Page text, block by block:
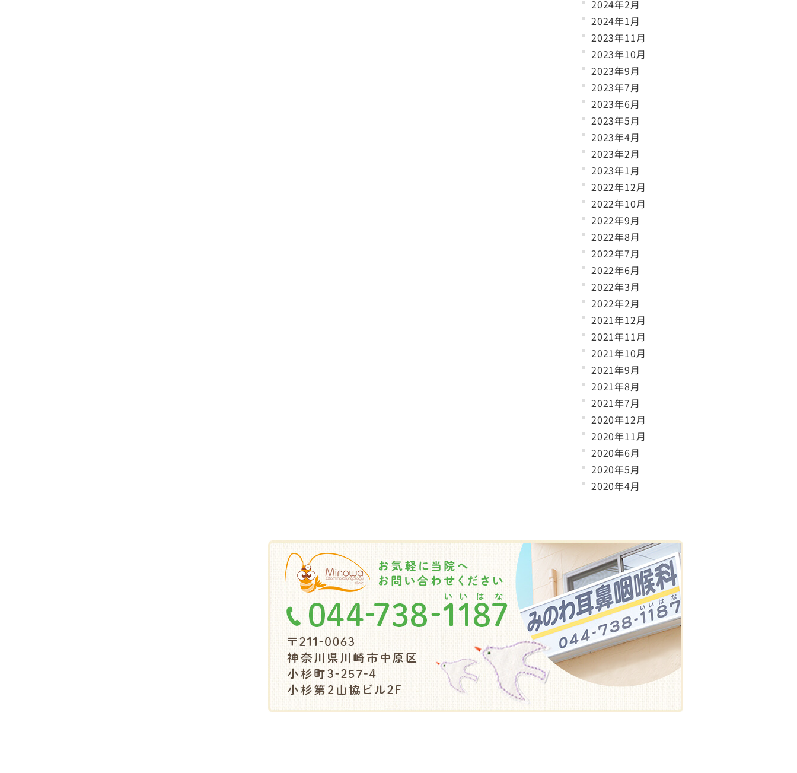
2024年2月
2024年1月
2023年11月
2023年10月
2023年9月
2023年7月
2023年6月
2023年5月
2023年4月
2023年2月
2023年1月
2022年12月
2022年10月
2022年9月
2022年8月
2022年7月
2022年6月
2022年3月
2022年2月
2021年12月
2021年11月
2021年10月
2021年9月
2021年8月
2021年7月
2020年12月
2020年11月
2020年6月
2020年5月
2020年4月